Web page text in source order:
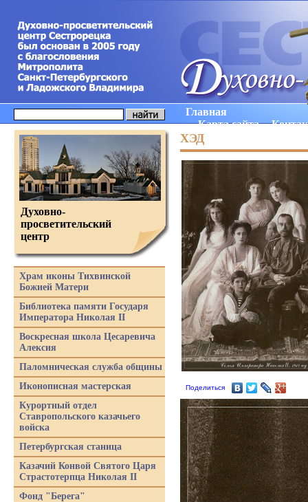
Главная
Карта сайта
ХЭД
Поделиться
Духовно-
просветительский
центр
Храм иконы Тихвинской
Божией Матери
Библиотека памяти Государя
Императора Николая II
Воскресная школа Цесаревича
Алексия
Паломническая служба общины
Иконописная мастерская
Курортный отдел
Ставропольского казачьего
войска
Петербургская станица
Казачий Конвой Святого Царя
Страстотерпца Николая II
Фонд "Берега"